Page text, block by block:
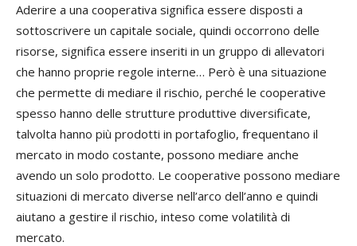
Aderire a una cooperativa significa essere disposti a
sottoscrivere un capitale sociale, quindi occorrono delle
risorse, significa essere inseriti in un gruppo di allevatori
che hanno proprie regole interne… Però è una situazione
che permette di mediare il rischio, perché le cooperative
spesso hanno delle strutture produttive diversificate,
talvolta hanno più prodotti in portafoglio, frequentano il
mercato in modo costante, possono mediare anche
avendo un solo prodotto. Le cooperative possono mediare
situazioni di mercato diverse nell’arco dell’anno e quindi
aiutano a gestire il rischio, inteso come volatilità di
mercato.